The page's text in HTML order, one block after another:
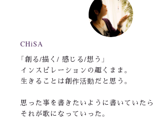
CHiSA
「創る/描く/ 感じる/想う」
インスピレーションの趣くまま。
生きることは創作活動だと思う。
思った事を書きたいように書いていたら
それが歌になっていった。